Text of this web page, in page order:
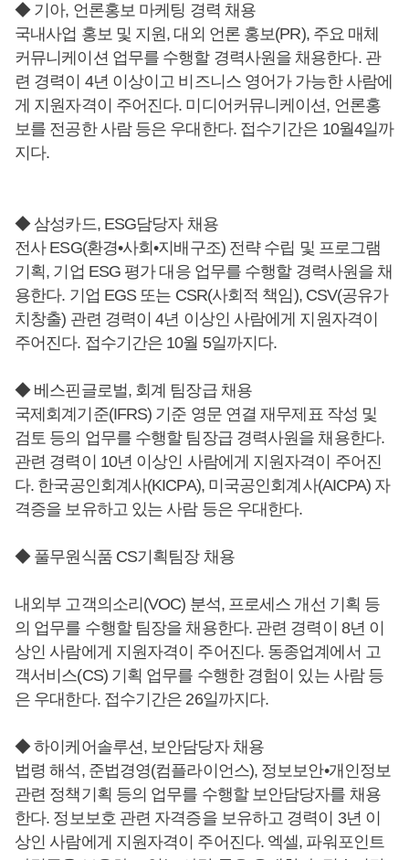
◆ 기아, 언론홍보 마케팅 경력 채용
국내사업 홍보 및 지원, 대외 언론 홍보(PR), 주요 매체
커뮤니케이션 업무를 수행할 경력사원을 채용한다. 관
련 경력이 4년 이상이고 비즈니스 영어가 가능한 사람에
게 지원자격이 주어진다. 미디어커뮤니케이션, 언론홍
보를 전공한 사람 등은 우대한다. 접수기간은 10월4일까
지다.
◆ 삼성카드, ESG담당자 채용
전사 ESG(환경•사회•지배구조) 전략 수립 및 프로그램
기획, 기업 ESG 평가 대응 업무를 수행할 경력사원을 채
용한다. 기업 EGS 또는 CSR(사회적 책임), CSV(공유가
치창출) 관련 경력이 4년 이상인 사람에게 지원자격이
주어진다. 접수기간은 10월 5일까지다.
◆ 베스핀글로벌, 회계 팀장급 채용
국제회계기준(IFRS) 기준 영문 연결 재무제표 작성 및
검토 등의 업무를 수행할 팀장급 경력사원을 채용한다.
관련 경력이 10년 이상인 사람에게 지원자격이 주어진
다. 한국공인회계사(KICPA), 미국공인회계사(AICPA) 자
격증을 보유하고 있는 사람 등은 우대한다.
◆ 풀무원식품 CS기획팀장 채용
내외부 고객의소리(VOC) 분석, 프로세스 개선 기획 등
의 업무를 수행할 팀장을 채용한다. 관련 경력이 8년 이
상인 사람에게 지원자격이 주어진다. 동종업계에서 고
객서비스(CS) 기획 업무를 수행한 경험이 있는 사람 등
은 우대한다. 접수기간은 26일까지다.
◆ 하이케어솔루션, 보안담당자 채용
법령 해석, 준법경영(컴플라이언스), 정보보안•개인정보
관련 정책기획 등의 업무를 수행할 보안담당자를 채용
한다. 정보보호 관련 자격증을 보유하고 경력이 3년 이
상인 사람에게 지원자격이 주어진다. 엑셀, 파워포인트